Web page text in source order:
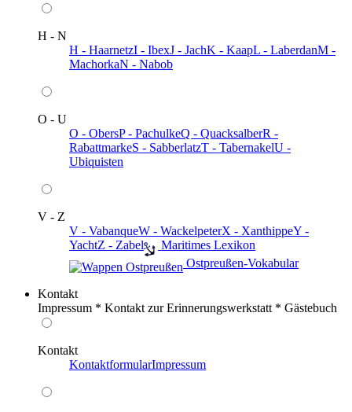
H - N
H - HaarnetzI - IbexJ - JachK - KaapL - LaberdanM -
MachorkaN - Nabob
O - U
O - ObersP - PachulkeQ - QuacksalberR -
RabattmarkeS - SabberlatzT - TabernakelU -
Ubiquisten
V - Z
V - VabanqueW - WackelpeterX - XanthippeY -
YachtZ - Zabel
️ Maritimes Lexikon
️ Ostpreußen-Vokabular
Kontakt
Impressum * Kontakt zur Erinnerungswerkstatt * Gästebuch
Kontakt
KontaktformularImpressum